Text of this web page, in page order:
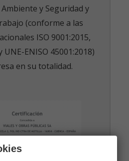
y Seguridad y
(conforme a las
ISO 9001:2015,
UNE-ENISO 45001:2018)
en su totalidad.